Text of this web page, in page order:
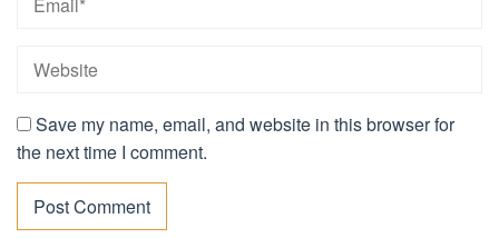
Save my name, email, and website in this browser for
the next time I comment.